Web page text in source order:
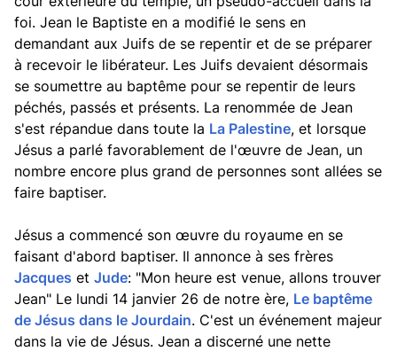
foi. Jean le Baptiste en a modifié le sens en
demandant aux Juifs de se repentir et de se préparer
à recevoir le libérateur. Les Juifs devaient désormais
se soumettre au baptême pour se repentir de leurs
péchés, passés et présents. La renommée de Jean
s'est répandue dans toute la La Palestine, et lorsque
Jésus a parlé favorablement de l'œuvre de Jean, un
nombre encore plus grand de personnes sont allées se
faire baptiser.
Jésus a commencé son œuvre du royaume en se
faisant d'abord baptiser. Il annonce à ses frères
Jacques et Jude: "Mon heure est venue, allons trouver
Jean" Le lundi 14 janvier 26 de notre ère, Le baptême
de Jésus dans le Jourdain. C'est un événement majeur
dans la vie de Jésus. Jean a discerné une nette